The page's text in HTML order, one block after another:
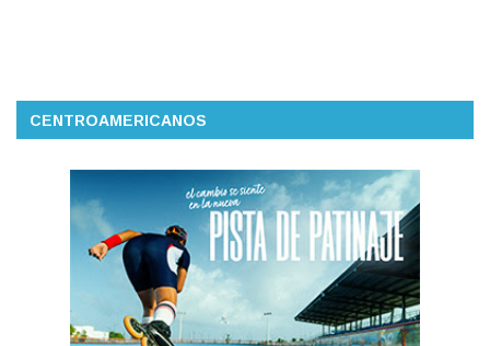
CENTROAMERICANOS